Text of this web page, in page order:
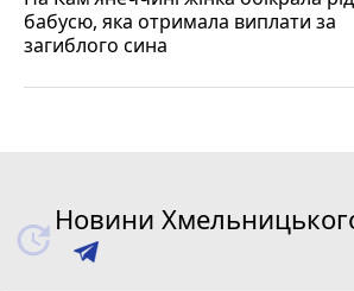
бабусю, яка отримала виплати за
загиблого сина
Новини